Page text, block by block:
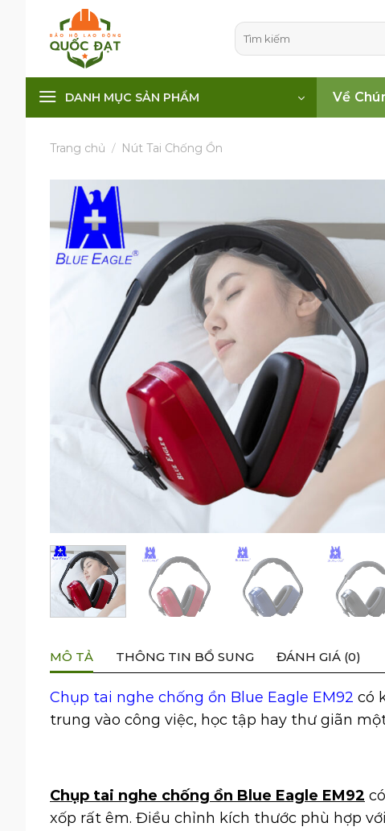
content
Tìm
kiếm:
DANH MỤC SẢN PHẨM Về
Trang chủ / Nút Tai Chống Ồn
MÔ TẢ THÔNG TIN BỔ SUNG ĐÁNH GIÁ (0)
Chụp tai nghe chống ồn Blue Eagle EM92 có
trung vào công việc, học tập hay thư giãn
Chụp tai nghe chống ồn Blue Eagle EM92
xốp rất êm. Điều chỉnh kích thước phù hợp